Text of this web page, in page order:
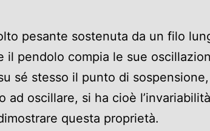
pesante sostenuta da un filo
il pendolo compia le sue
sé stesso il punto di
oscillare, si ha cioè
questa proprietà.